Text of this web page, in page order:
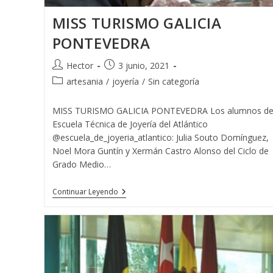
MISS TURISMO GALICIA
PONTEVEDRA
Autor
de
Hector
Publicación
de
3 junio, 2021
Categoría
la
entrada:
artesania / joyería / Sin categoría
MISS TURISMO GALICIA PONTEVEDRA Los alumnos
Escuela Técnica de Joyería del Atlántico
@escuela_de_joyeria_atlantico: Julia Souto Domínguez,
Noel Mora Guntín y Xermán Castro Alonso del Ciclo de
Grado Medio…
Continuar LeyendoMISS
TURISMO
PONTEVEDRA